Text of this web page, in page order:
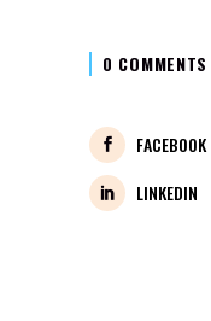
0 COMMENTS
FACEBOOK
LINKEDIN